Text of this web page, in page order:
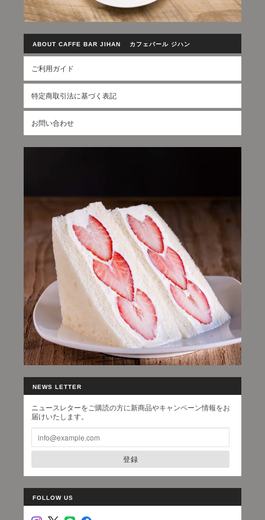
ABOUT CAFFE BAR JIHAN カフェバール ジハン
ご利用ガイド
特定商取引法に基づく表記
お問い合わせ
NEWS LETTER
ニュースレターをご購読の方に新商品やキャンペーン情報をお
届けいたします。
登録
FOLLOW US